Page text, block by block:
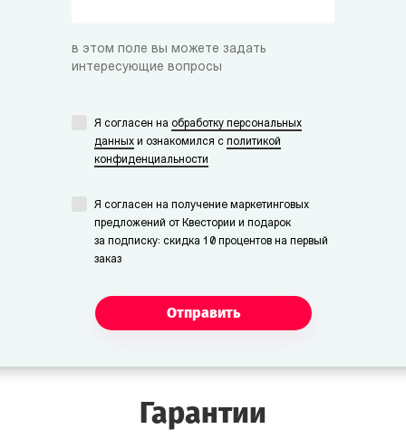
в этом поле вы можете задать
интересующие вопросы
Я согласен на обработку персональных
данных и ознакомился с политикой
конфиденциальности
Я согласен на получение маркетинговых
предложений от Квестории и подарок
за подписку: скидка 10 процентов на первый
заказ
Отправить
Гарантии